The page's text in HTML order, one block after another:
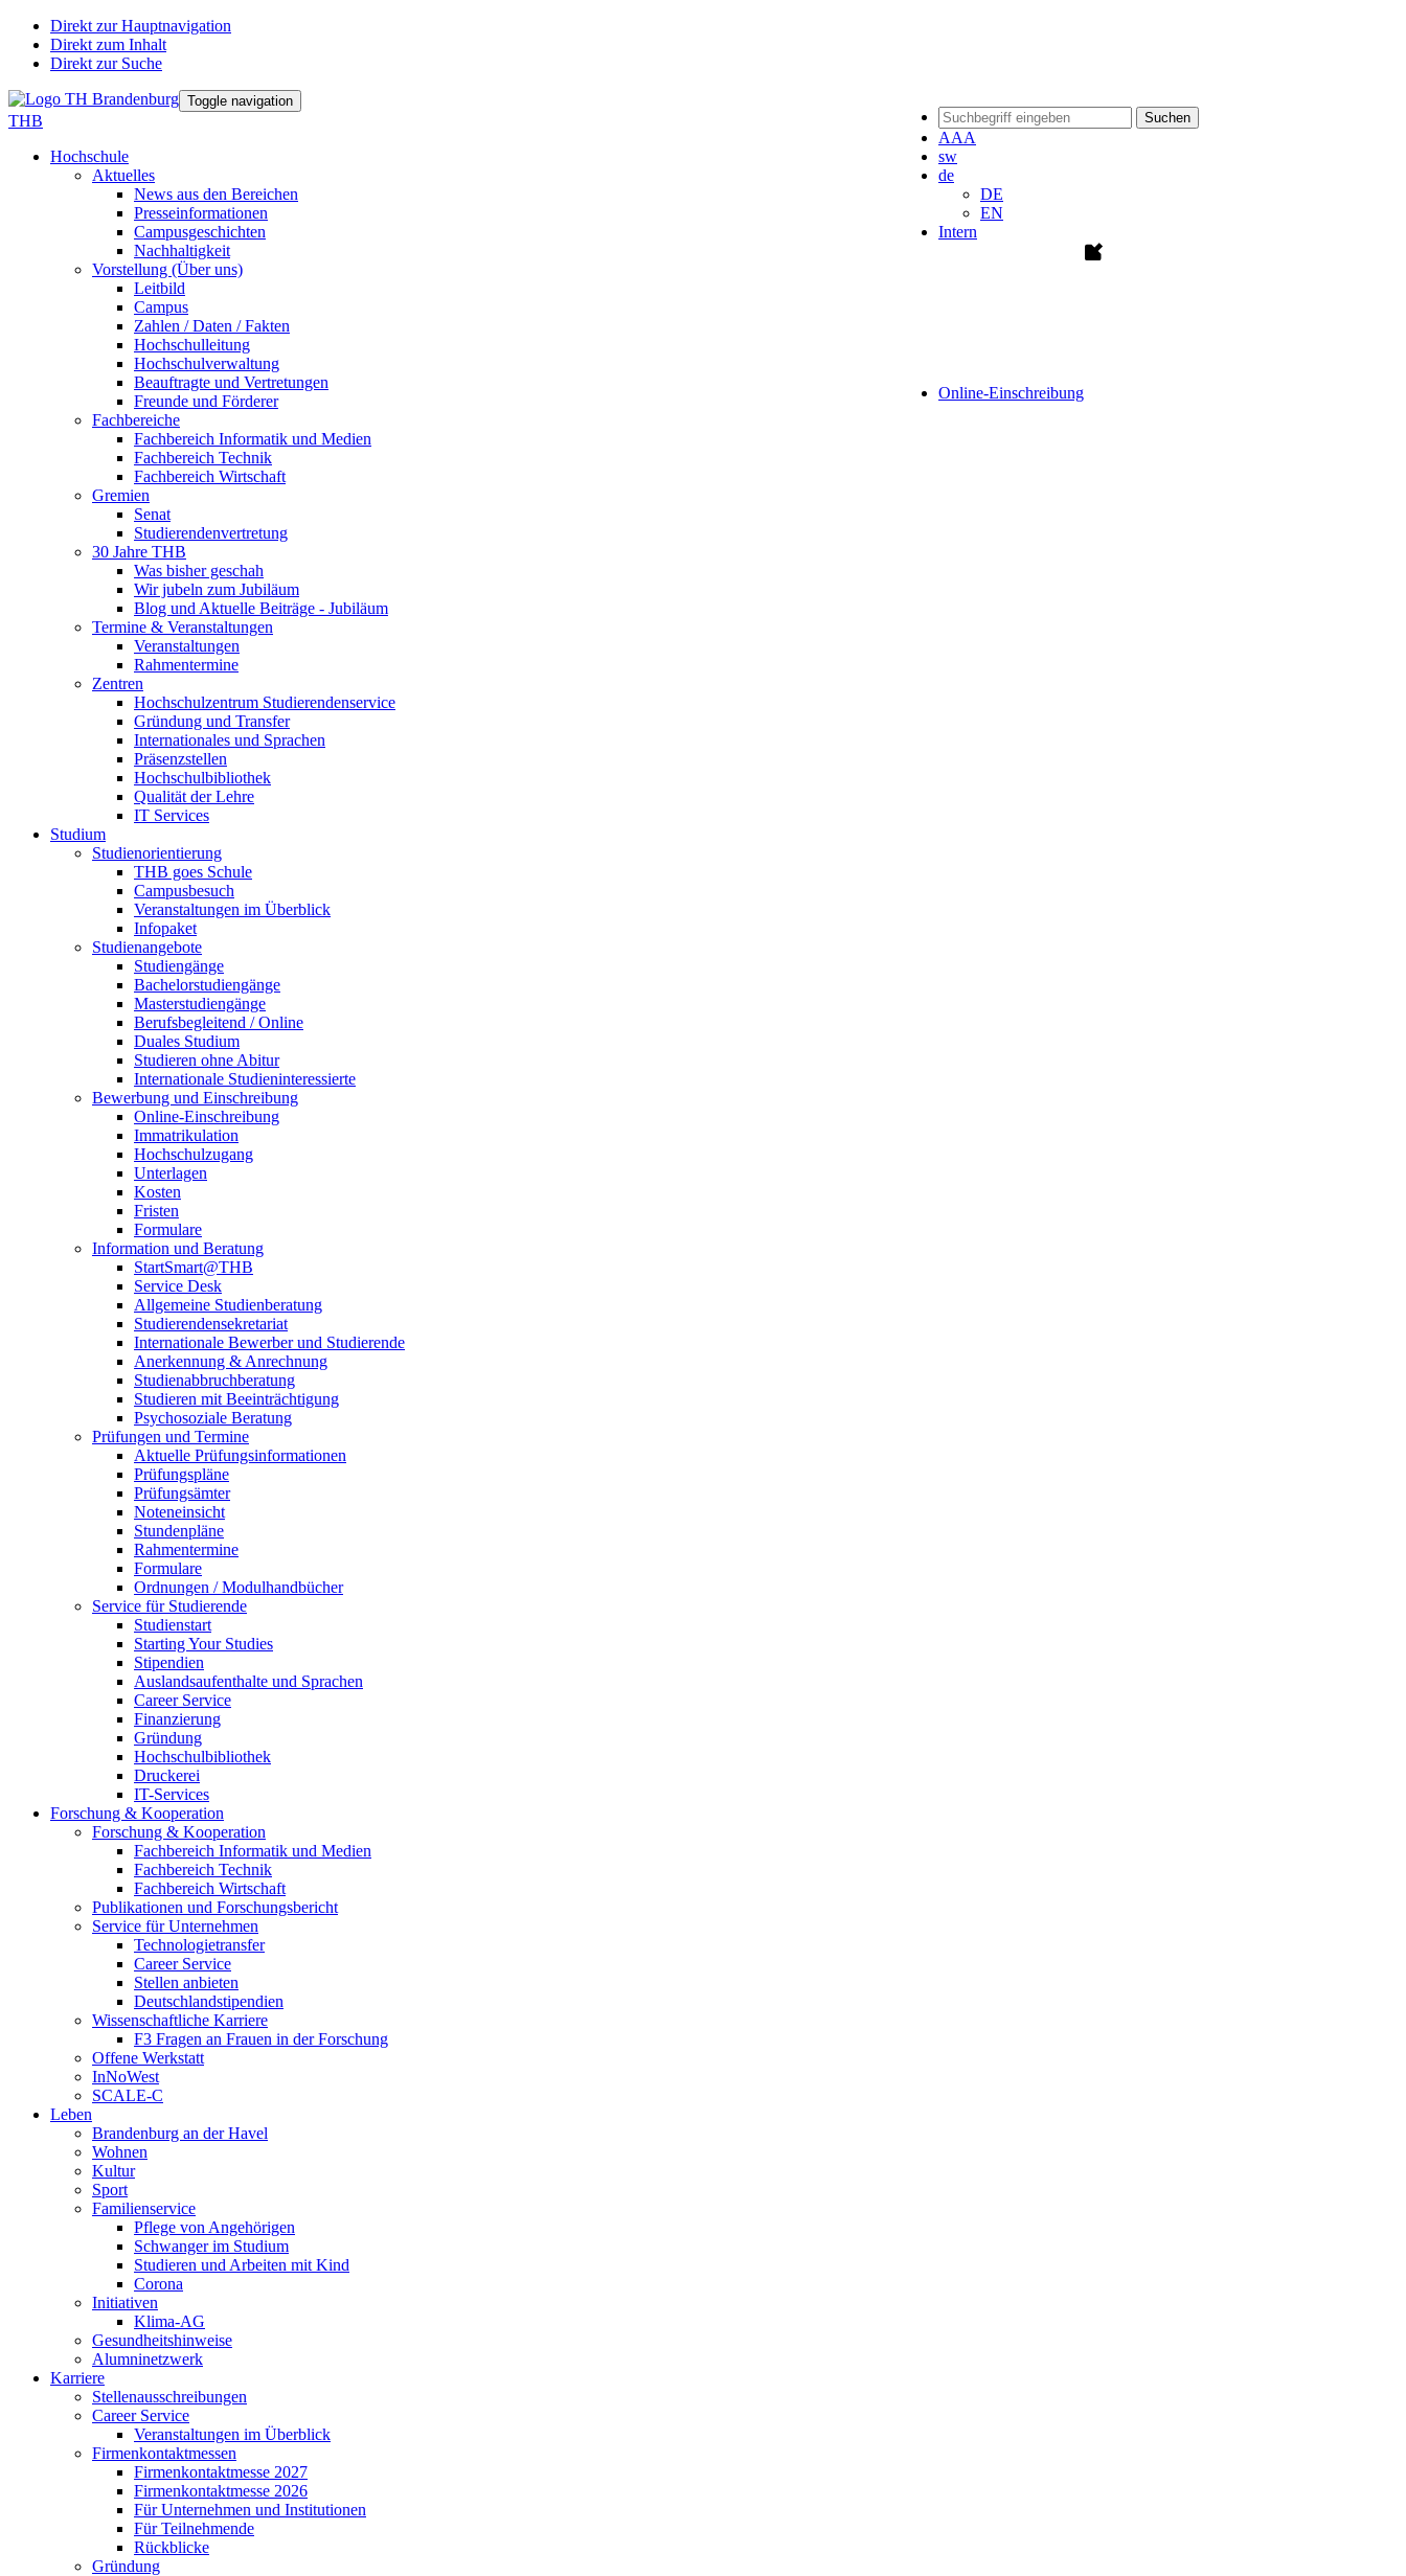
Direkt zur Hauptnavigation
Direkt zum Inhalt
Direkt zur Suche
Suchen
AAA
sw
de
DE
EN
Intern
Online-Einschreibung
Toggle navigation
THB
Hochschule
Aktuelles
News aus den Bereichen
Presseinformationen
Campusgeschichten
Nachhaltigkeit
Vorstellung (Über uns)
Leitbild
Campus
Zahlen / Daten / Fakten
Hochschulleitung
Hochschulverwaltung
Beauftragte und Vertretungen
Freunde und Förderer
Fachbereiche
Fachbereich Informatik und Medien
Fachbereich Technik
Fachbereich Wirtschaft
Gremien
Senat
Studierendenvertretung
30 Jahre THB
Was bisher geschah
Wir jubeln zum Jubiläum
Blog und Aktuelle Beiträge - Jubiläum
Termine & Veranstaltungen
Veranstaltungen
Rahmentermine
Zentren
Hochschulzentrum Studierendenservice
Gründung und Transfer
Internationales und Sprachen
Präsenzstellen
Hochschulbibliothek
Qualität der Lehre
IT Services
Studium
Studienorientierung
THB goes Schule
Campusbesuch
Veranstaltungen im Überblick
Infopaket
Studienangebote
Studiengänge
Bachelorstudiengänge
Masterstudiengänge
Berufsbegleitend / Online
Duales Studium
Studieren ohne Abitur
Internationale Studieninteressierte
Bewerbung und Einschreibung
Online-Einschreibung
Immatrikulation
Hochschulzugang
Unterlagen
Kosten
Fristen
Formulare
Information und Beratung
StartSmart@THB
Service Desk
Allgemeine Studienberatung
Studierendensekretariat
Internationale Bewerber und Studierende
Anerkennung & Anrechnung
Studienabbruchberatung
Studieren mit Beeinträchtigung
Psychosoziale Beratung
Prüfungen und Termine
Aktuelle Prüfungsinformationen
Prüfungspläne
Prüfungsämter
Noteneinsicht
Stundenpläne
Rahmentermine
Formulare
Ordnungen / Modulhandbücher
Service für Studierende
Studienstart
Starting Your Studies
Stipendien
Auslandsaufenthalte und Sprachen
Career Service
Finanzierung
Gründung
Hochschulbibliothek
Druckerei
IT-Services
Forschung & Kooperation
Forschung & Kooperation
Fachbereich Informatik und Medien
Fachbereich Technik
Fachbereich Wirtschaft
Publikationen und Forschungsbericht
Service für Unternehmen
Technologietransfer
Career Service
Stellen anbieten
Deutschlandstipendien
Wissenschaftliche Karriere
F3 Fragen an Frauen in der Forschung
Offene Werkstatt
InNoWest
SCALE-C
Leben
Brandenburg an der Havel
Wohnen
Kultur
Sport
Familienservice
Pflege von Angehörigen
Schwanger im Studium
Studieren und Arbeiten mit Kind
Corona
Initiativen
Klima-AG
Gesundheitshinweise
Alumninetzwerk
Karriere
Stellenausschreibungen
Career Service
Veranstaltungen im Überblick
Firmenkontaktmessen
Firmenkontaktmesse 2027
Firmenkontaktmesse 2026
Für Unternehmen und Institutionen
Für Teilnehmende
Rückblicke
Gründung